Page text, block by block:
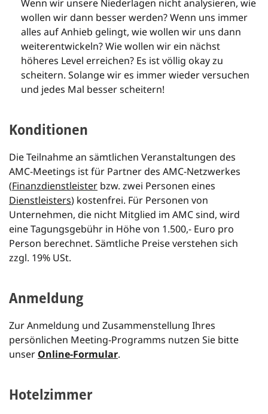
Wenn wir unsere Niederlagen nicht analysieren, wie
wollen wir dann besser werden? Wenn uns immer
alles auf Anhieb gelingt, wie wollen wir uns dann
weiterentwickeln? Wie wollen wir ein nächst
höheres Level erreichen? Es ist völlig okay zu
scheitern. Solange wir es immer wieder versuchen
und jedes Mal besser scheitern!
Konditionen
Die Teilnahme an sämtlichen Veranstaltungen des
AMC-Meetings ist für Partner des AMC-Netzwerkes
(Finanzdienstleister bzw. zwei Personen eines
Dienstleisters) kostenfrei. Für Personen von
Unternehmen, die nicht Mitglied im AMC sind, wird
eine Tagungsgebühr in Höhe von 1.500,- Euro pro
Person berechnet. Sämtliche Preise verstehen sich
zzgl. 19% USt.
Anmeldung
Zur Anmeldung und Zusammenstellung Ihres
persönlichen Meeting-Programms nutzen Sie bitte
unser Online-Formular.
Hotelzimmer